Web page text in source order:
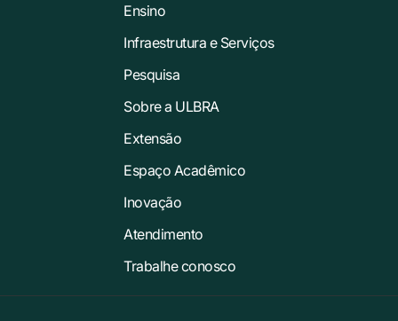
Ensino
Infraestrutura e Serviços
Pesquisa
Sobre a ULBRA
Extensão
Espaço Acadêmico
Inovação
Atendimento
Trabalhe conosco